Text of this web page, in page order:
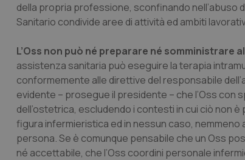
della propria professione, sconfinando nell’abuso
Sanitario condivide aree di attività ed ambiti
L’Oss non può né preparare né somministrare
assistenza sanitaria può eseguire la terapia
conformemente alle direttive del responsabile
evidente – prosegue il presidente – che l’Oss con
dell’ostetrica, escludendo i contesti in cui ciò non
figura infermieristica ed in nessun caso, nemmeno
persona. Se è comunque pensabile che un Oss
né accettabile, che l’Oss coordini personale